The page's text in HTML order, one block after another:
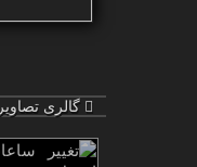
گالری تصاویر